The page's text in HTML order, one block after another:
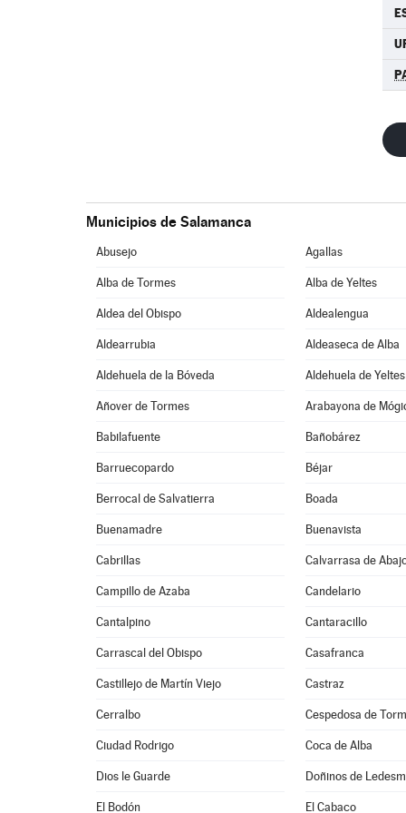
Municipios de Salamanca
Abusejo Agallas
Alba de Tormes Alba de Yeltes
Aldea del Obispo Aldealengua
Aldearrubia Aldeaseca de Alba
Aldehuela de la Bóveda Aldehuela de Yeltes
Añover de Tormes Arabayona de
Babilafuente Bañobárez
Barruecopardo Béjar
Berrocal de Salvatierra Boada
Buenamadre Buenavista
Cabrillas Calvarrasa de
Campillo de Azaba Candelario
Cantalpino Cantaracillo
Carrascal del Obispo Casafranca
Castillejo de Martín Viejo Castraz
Cerralbo Cespedosa de
Ciudad Rodrigo Coca de Alba
Dios le Guarde Doñinos de
El Bodón El Cabaco